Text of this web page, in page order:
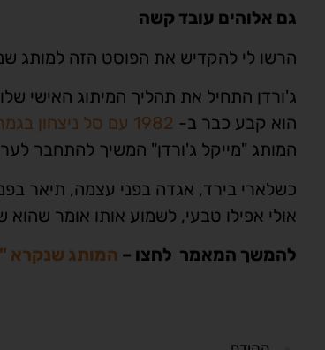
גם אלוהים עובד קשה
הרשו לי להקדיש את הפוסט הזה למותג
ג'ורדן התחיל את תהליך המיתוג האישי
הוא קבע כבר ב- 1982 עם סל ניצחון בגמר אליפות המכללות
המותג "מייקל ג'ורדן" המשיך להתחבר
כשלארי בירד, אגדה בפני עצמה, תיאר
אולי אפילו טבעי, לשמוע אותו אומר שהוא
להמשך המאמר לחצו – המותג שנקרא